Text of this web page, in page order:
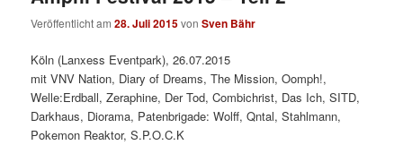
Veröffentlicht am28. Juli 2015vonSven Bähr
Köln (Lanxess Eventpark), 26.07.2015
mit VNV Nation, Diary of Dreams, The Mission, Oomph!,
Welle:Erdball, Zeraphine, Der Tod, Combichrist, Das Ich, SITD,
Darkhaus, Diorama, Patenbrigade: Wolff, Qntal, Stahlmann,
Pokemon Reaktor, S.P.O.C.K